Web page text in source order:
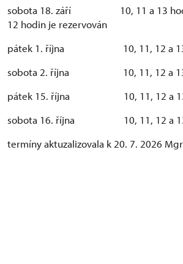
sobota 18. září 10, 11 a 13
12 hodin je rezervován
pátek 1. října 10, 11, 12 a 13
sobota 2. října 10, 11, 12 a 13
pátek 15. října 10, 11, 12 a 13
sobota 16. října 10, 11, 12 a
termíny aktuzalizovala k 20. 7. 2026